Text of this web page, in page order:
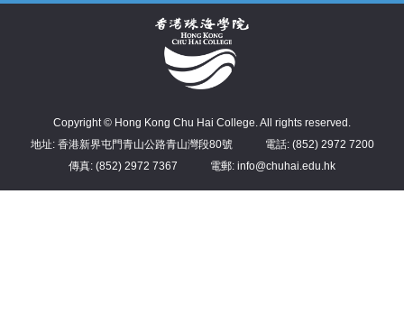
Copyright © Hong Kong Chu Hai College. All rights reserved.
地址: 香港新界屯門青山公路青山灣段80號
電話: (852) 2972 7200
傳真: (852) 2972 7367
電郵: info@chuhai.edu.hk